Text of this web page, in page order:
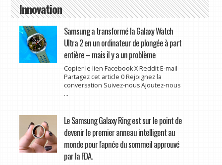
Innovation
Samsung a transformé la Galaxy Watch
Ultra 2 en un ordinateur de plongée à part
entière – mais il y a un problème
Copier le lien Facebook X Reddit E-mail
Partagez cet article 0 Rejoignez la
conversation Suivez-nous Ajoutez-nous
...
Le Samsung Galaxy Ring est sur le point de
devenir le premier anneau intelligent au
monde pour l'apnée du sommeil approuvé
par la FDA.